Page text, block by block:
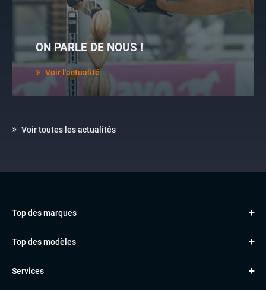
ON PARLE DE NOUS !
Voir l'actualité
Voir toutes les actualités
Top des marques
VOLKSWAGEN
BMW
Top des modèles
Classe A
Services